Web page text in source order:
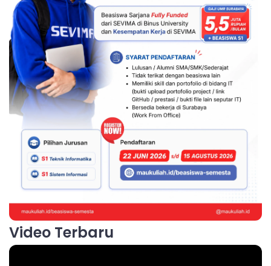
Video Terbaru